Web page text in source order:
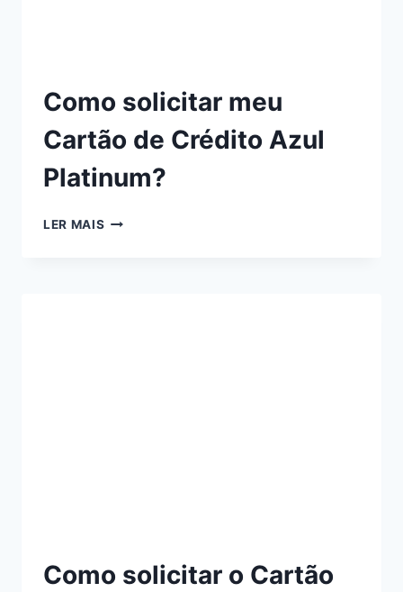
Como solicitar meu
Cartão de Crédito Azul
Platinum?
LER MAIS
Como solicitar o Cartão